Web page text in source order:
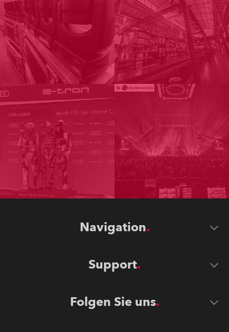
Navigation
Support
Folgen Sie uns